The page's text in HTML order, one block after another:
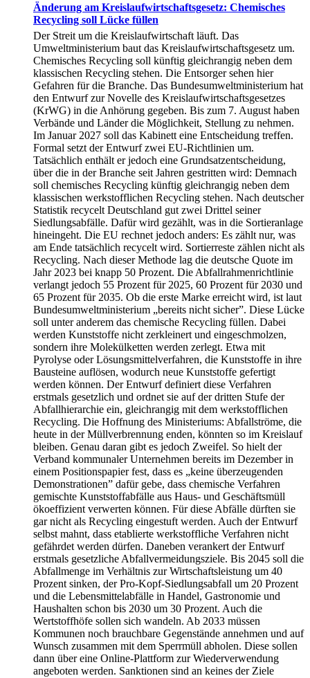
Änderung am Kreislaufwirtschaftsgesetz: Chemisches
Recycling soll Lücke füllen
Der Streit um die Kreislaufwirtschaft läuft. Das
Umweltministerium baut das Kreislaufwirtschaftsgesetz um.
Chemisches Recycling soll künftig gleichrangig neben dem
klassischen Recycling stehen. Die Entsorger sehen hier
Gefahren für die Branche. Das Bundesumweltministerium hat
den Entwurf zur Novelle des Kreislaufwirtschaftsgesetzes
(KrWG) in die Anhörung gegeben. Bis zum 7. August haben
Verbände und Länder die Möglichkeit, Stellung zu nehmen.
Im Januar 2027 soll das Kabinett eine Entscheidung treffen.
Formal setzt der Entwurf zwei EU-Richtlinien um.
Tatsächlich enthält er jedoch eine Grundsatzentscheidung,
über die in der Branche seit Jahren gestritten wird: Demnach
soll chemisches Recycling künftig gleichrangig neben dem
klassischen werkstofflichen Recycling stehen. Nach deutscher
Statistik recycelt Deutschland gut zwei Drittel seiner
Siedlungsabfälle. Dafür wird gezählt, was in die Sortieranlage
hineingeht. Die EU rechnet jedoch anders: Es zählt nur, was
am Ende tatsächlich recycelt wird. Sortierreste zählen nicht als
Recycling. Nach dieser Methode lag die deutsche Quote im
Jahr 2023 bei knapp 50 Prozent. Die Abfallrahmenrichtlinie
verlangt jedoch 55 Prozent für 2025, 60 Prozent für 2030 und
65 Prozent für 2035. Ob die erste Marke erreicht wird, ist laut
Bundesumweltministerium „bereits nicht sicher”. Diese Lücke
soll unter anderem das chemische Recycling füllen. Dabei
werden Kunststoffe nicht zerkleinert und eingeschmolzen,
sondern ihre Molekülketten werden zerlegt. Etwa mit
Pyrolyse oder Lösungsmittelverfahren, die Kunststoffe in ihre
Bausteine auflösen, wodurch neue Kunststoffe gefertigt
werden können. Der Entwurf definiert diese Verfahren
erstmals gesetzlich und ordnet sie auf der dritten Stufe der
Abfallhierarchie ein, gleichrangig mit dem werkstofflichen
Recycling. Die Hoffnung des Ministeriums: Abfallströme, die
heute in der Müllverbrennung enden, könnten so im Kreislauf
bleiben. Genau daran gibt es jedoch Zweifel. So hielt der
Verband kommunaler Unternehmen bereits im Dezember in
einem Positionspapier fest, dass es „keine überzeugenden
Demonstrationen” dafür gebe, dass chemische Verfahren
gemischte Kunststoffabfälle aus Haus- und Geschäftsmüll
ökoeffizient verwerten können. Für diese Abfälle dürften sie
gar nicht als Recycling eingestuft werden. Auch der Entwurf
selbst mahnt, dass etablierte werkstoffliche Verfahren nicht
gefährdet werden dürfen. Daneben verankert der Entwurf
erstmals gesetzliche Abfallvermeidungsziele. Bis 2045 soll die
Abfallmenge im Verhältnis zur Wirtschaftsleistung um 40
Prozent sinken, der Pro-Kopf-Siedlungsabfall um 20 Prozent
und die Lebensmittelabfälle in Handel, Gastronomie und
Haushalten schon bis 2030 um 30 Prozent. Auch die
Wertstoffhöfe sollen sich wandeln. Ab 2033 müssen
Kommunen noch brauchbare Gegenstände annehmen und auf
Wunsch zusammen mit dem Sperrmüll abholen. Diese sollen
dann über eine Online-Plattform zur Wiederverwendung
angeboten werden. Sanktionen sind an keines der Ziele